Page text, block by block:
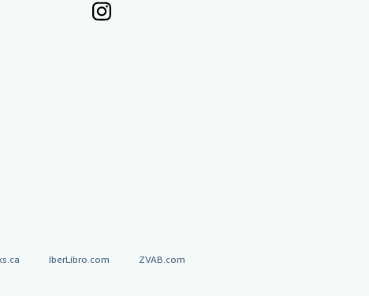
IberLibro.com ZVAB.com